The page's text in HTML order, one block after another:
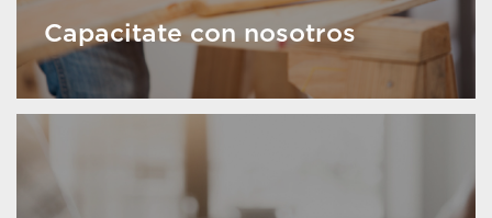
Capacitate con nosotros